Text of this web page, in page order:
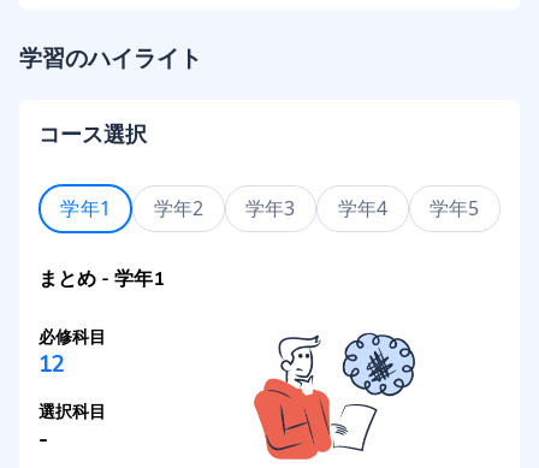
学習のハイライト
コース選択
学年1 学年2 学年3 学年4 学年5
まとめ - 学年1
必修科目
12
選択科目
-